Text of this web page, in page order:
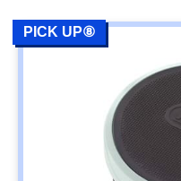
PICK UP⑧